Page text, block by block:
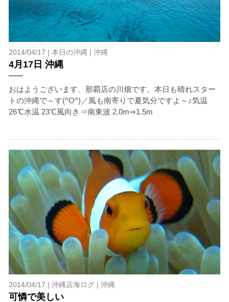
2014/04/17 | 本日の沖縄 | 沖縄
4月17日 沖縄
おはようございます、那覇店の川畑です。本日も晴れスター
トの沖縄で～す(^O^)／風も南寄りで夏気分ですよ～♪気温
26℃水温 23℃風向き⇒南東波 2.0m⇒1.5m
2014/04/17 | 沖縄店海ログ| 沖縄
可憐で美しい